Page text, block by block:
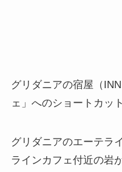
グリダニアの宿屋（
ェ」へのショートカッ
グリダニアのエーテラ
ラインカフェ付近の岩